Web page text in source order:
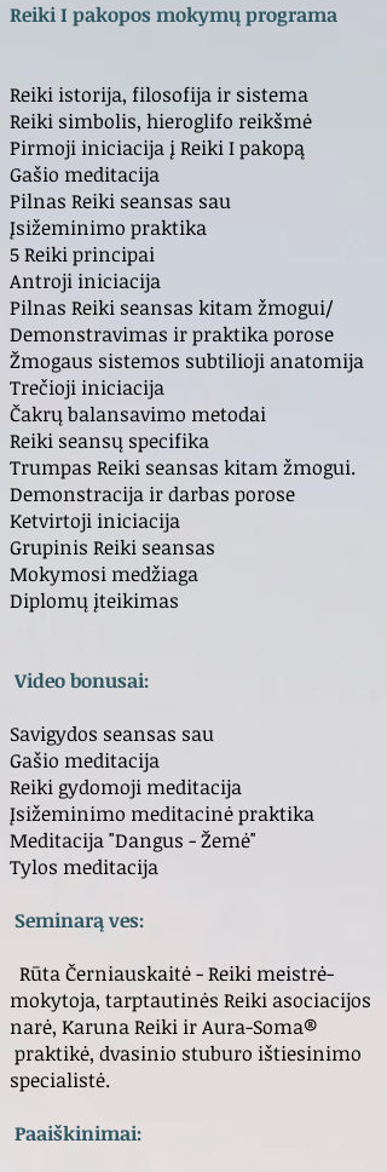
Reiki I pakopos mokymų programa
Reiki istorija, filosofija ir sistema
Reiki simbolis, hieroglifo reikšmė
Pirmoji iniciacija į Reiki I pakopą
Gašio meditacija
Pilnas Reiki seansas sau
Įsižeminimo praktika
5 Reiki principai
Antroji iniciacija
Pilnas Reiki seansas kitam žmogui/
Demonstravimas ir praktika porose
Žmogaus sistemos subtilioji anatomija
Trečioji iniciacija
Čakrų balansavimo metodai
Reiki seansų specifika
Trumpas Reiki seansas kitam žmogui.
Demonstracija ir darbas porose
Ketvirtoji iniciacija
Grupinis Reiki seansas
Mokymosi medžiaga
Diplomų įteikimas
Video bonusai:
Savigydos seansas sau
Gašio meditacija
Reiki gydomoji meditacija
Įsižeminimo meditacinė praktika
Meditacija "Dangus - Žemė"
Tylos meditacija
Seminarą ves:
Rūta Černiauskaitė - Reiki meistrė-
mokytoja, tarptautinės Reiki asociacijos
narė, Karuna Reiki ir Aura-Soma®
praktikė, dvasinio stuburo ištiesinimo
specialistė.
Paaiškinimai: